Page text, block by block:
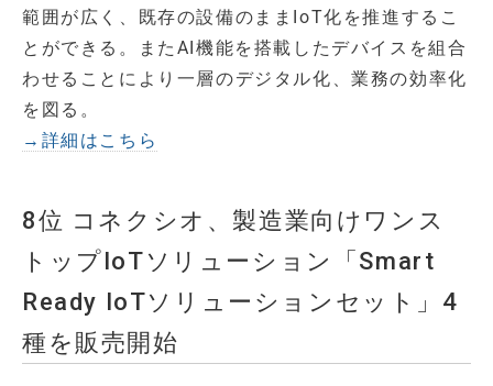
範囲が広く、既存の設備のままIoT化を推進するこ
とができる。またAI機能を搭載したデバイスを組合
わせることにより一層のデジタル化、業務の効率化
を図る。
→詳細はこちら
8位 コネクシオ、製造業向けワンス
トップIoTソリューション「Smart
Ready IoTソリューションセット」4
種を販売開始